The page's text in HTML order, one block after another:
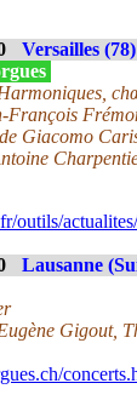
Versailles
François
Giacomo
outils/
Lausanne
Gigout,